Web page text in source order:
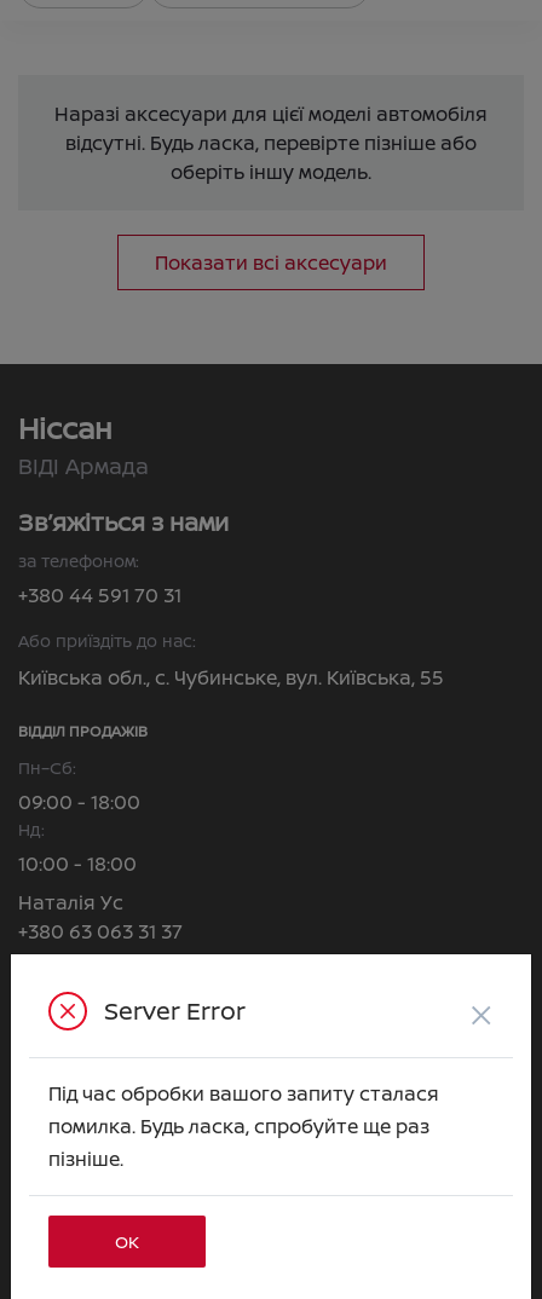
Наразі аксесуари для цієї моделі автомобіля
відсутні. Будь ласка, перевірте пізніше або
оберіть іншу модель.
Показати всі аксесуари
Ніссан
ВІДІ Армада
Зв’яжіться з нами
за телефоном:
+380 44 591 70 31
Або приїздіть до нас:
Київська обл., с. Чубинське, вул. Київська, 55
ВІДДІЛ ПРОДАЖІВ
Пн–Сб:
09:00 - 18:00
Нд:
10:00 - 18:00
Наталія Ус
+380 63 063 31 37
+380 63 063 31 03
Валерія Липовська
+380 63 063 50 99
Євгеній Куценко
+380 63 063 79 23
Альона Горобець
+380 63 063 31 22
ВІДДІЛ CЕРВІСУ
Server Error ×
Під час обробки вашого запиту сталася
помилка. Будь ласка, спробуйте ще раз
пізніше.
ОК